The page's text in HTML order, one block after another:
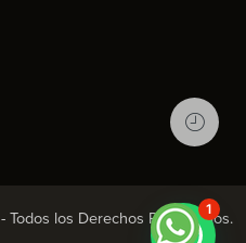
- Todos los Derechos Reservados.
1